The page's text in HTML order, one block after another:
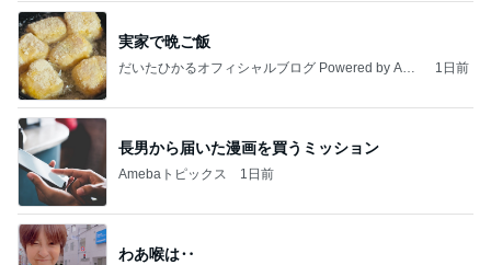
実家で晩ご飯
だいたひかるオフィシャルブログ Powered by Ame
1日前
長男から届いた漫画を買うミッション
Amebaトピックス 1日前
わあ喉は‥